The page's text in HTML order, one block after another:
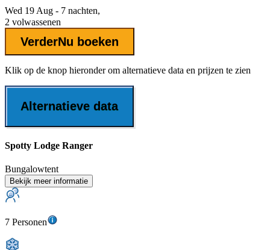
Wed 19 Aug - 7 nachten,
2 volwassenen
VerderNu boeken
Klik op de knop hieronder om alternatieve data en prijzen te zien
Alternatieve data
Spotty Lodge Ranger
Bungalowtent
Bekijk meer informatie
7 Personen